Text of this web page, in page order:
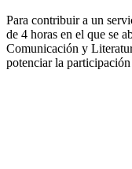
Para contribuir a un
de 4 horas en el que se
Comunicación y
potenciar la